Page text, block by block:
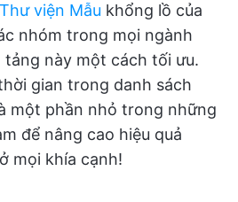
Thư viện Mẫu khổng lồ của
nhóm trong mọi ngành
này một cách tối ưu.
gian trong danh sách
một phần nhỏ trong những
để nâng cao hiệu quả
mọi khía cạnh!